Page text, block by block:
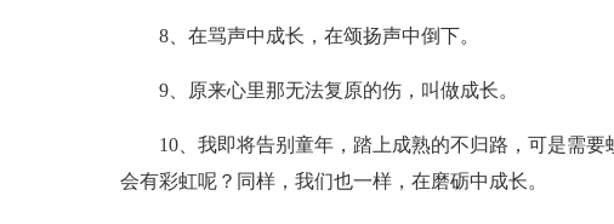
8、在骂声中成长，在颂扬声中倒下。
9、原来心里那无法复原的伤，叫做成长。
10、我即将告别童年，踏上成熟的不归路，可是需
会有彩虹呢？同样，我们也一样，在磨砺中成长。